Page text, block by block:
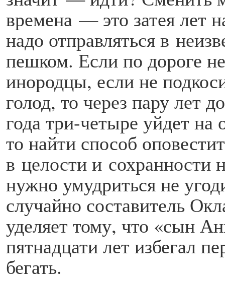
времена — это затея лет
надо отправляться в
пешком. Если по дороге
инородцы, если не
голод, то через пару лет
года три-четыре уйдет на
то найти способ
в целости и сохранности
нужно умудриться не
случайно составитель
уделяет тому, что «сын
пятнадцати лет избегал
бегать.